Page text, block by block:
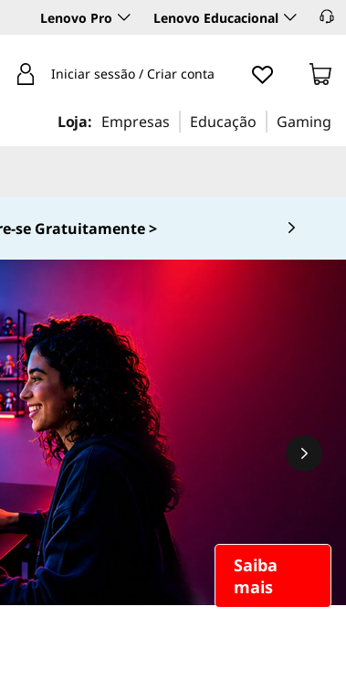
Lenovo Pro Lenovo Educacional
Iniciar sessão / Criar conta
Loja: Empresas Educação Gaming
(Opção 2)
Saiba
mais